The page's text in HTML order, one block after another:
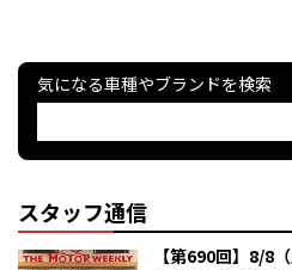
気になる車種やブランドを検索
スタッフ通信
【第690回】8/8